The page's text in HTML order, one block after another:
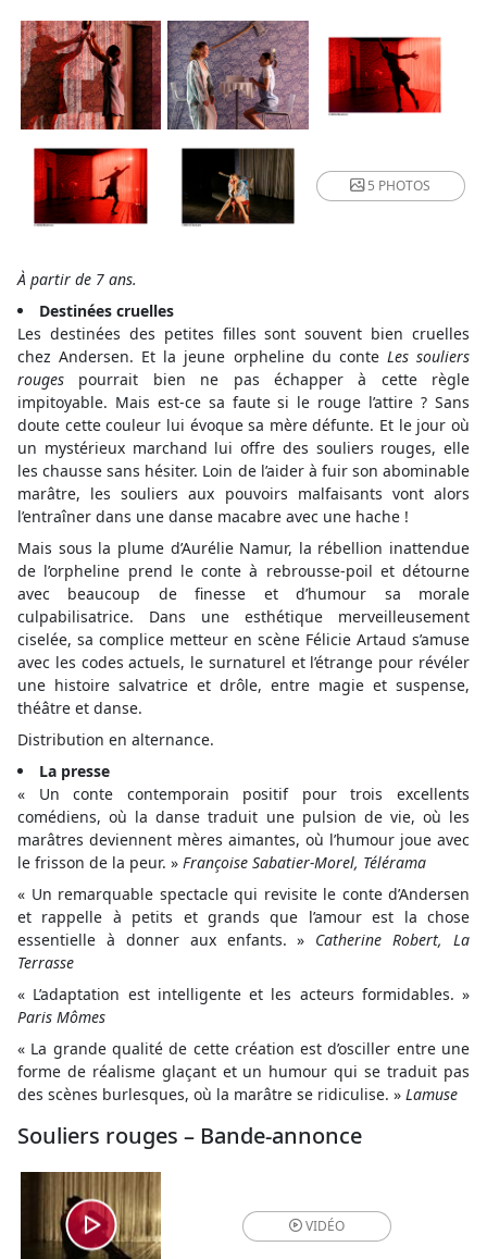
5 PHOTOS
À partir de 7 ans.
Destinées cruelles
Les destinées des petites filles sont souvent bien cruelles
chez Andersen. Et la jeune orpheline du conte Les souliers
rouges pourrait bien ne pas échapper à cette règle
impitoyable. Mais est-ce sa faute si le rouge l’attire ? Sans
doute cette couleur lui évoque sa mère défunte. Et le jour où
un mystérieux marchand lui offre des souliers rouges, elle
les chausse sans hésiter. Loin de l’aider à fuir son abominable
marâtre, les souliers aux pouvoirs malfaisants vont alors
l’entraîner dans une danse macabre avec une hache !
Mais sous la plume d’Aurélie Namur, la rébellion inattendue
de l’orpheline prend le conte à rebrousse-poil et détourne
avec beaucoup de finesse et d’humour sa morale
culpabilisatrice. Dans une esthétique merveilleusement
ciselée, sa complice metteur en scène Félicie Artaud s’amuse
avec les codes actuels, le surnaturel et l’étrange pour révéler
une histoire salvatrice et drôle, entre magie et suspense,
théâtre et danse.
Distribution en alternance.
La presse
« Un conte contemporain positif pour trois excellents
comédiens, où la danse traduit une pulsion de vie, où les
marâtres deviennent mères aimantes, où l’humour joue avec
le frisson de la peur. » Françoise Sabatier-Morel, Télérama
« Un remarquable spectacle qui revisite le conte d’Andersen
et rappelle à petits et grands que l’amour est la chose
essentielle à donner aux enfants. » Catherine Robert, La
Terrasse
« L’adaptation est intelligente et les acteurs formidables. »
Paris Mômes
« La grande qualité de cette création est d’osciller entre une
forme de réalisme glaçant et un humour qui se traduit pas
des scènes burlesques, où la marâtre se ridiculise. » Lamuse
Souliers rouges – Bande-annonce
VIDÉO